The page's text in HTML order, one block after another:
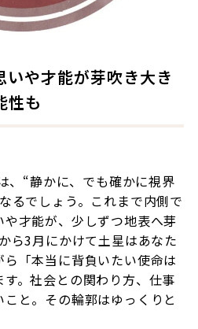
いや才能が芽吹き大き
性も
、“静かに、でも確かに視界
るでしょう。これまで内側で
才能が、少しずつ地表へ芽
ら3月にかけて土星はあなた
「本当に背負いたい使命は
。社会との関わり方、仕事
と。その輪郭はゆっくりと